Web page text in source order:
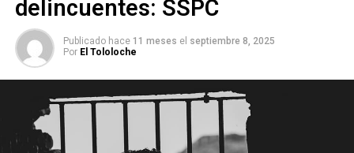
delincuentes: SSPC
Publicado hace 11 meses el septiembre 8, 2025
Por El Tololoche